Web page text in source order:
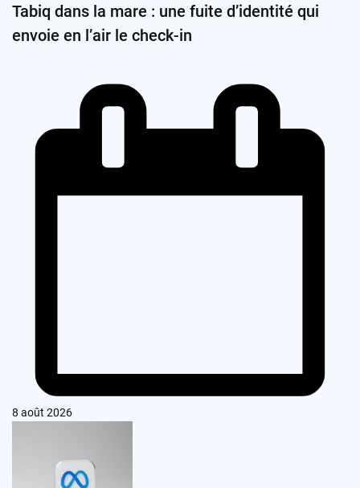
Tabiq dans la mare : une fuite d’identité qui
envoie en l’air le check-in
8 août 2026